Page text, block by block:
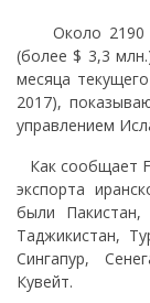
Около 2190
(более $ 3,3
месяца
2017),
управлением
Как сообщает
экспорта
были
Таджикистан,
Сингапур,
Кувейт.